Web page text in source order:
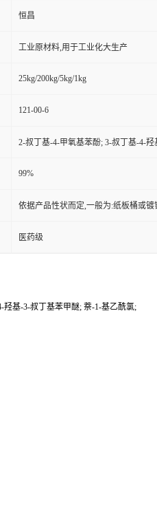
恒昌
工业原材料,用于工业化大生产
25kg/200kg/5kg/1kg
121-00-6
2-叔丁基-4-甲氧基苯酚; 3-叔丁基-4-
99%
依据产品性状而定,一般为:纸板桶或镀
医药级
基-3-叔丁基苯甲醚; 萘-1-基乙酰氯;